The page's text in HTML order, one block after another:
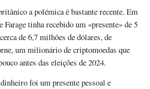
a polémica é bastante recente. Em
Farage tinha recebido um «presente» de 5
de 6,7 milhões de dólares, de
um milionário de criptomoedas que
antes das eleições de 2024.
foi um presente pessoal e